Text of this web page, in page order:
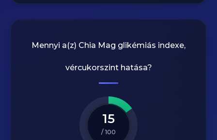
Mennyi a(z) Chia Mag glikémiás indexe,
vércukorszint hatása?
15
/ 100